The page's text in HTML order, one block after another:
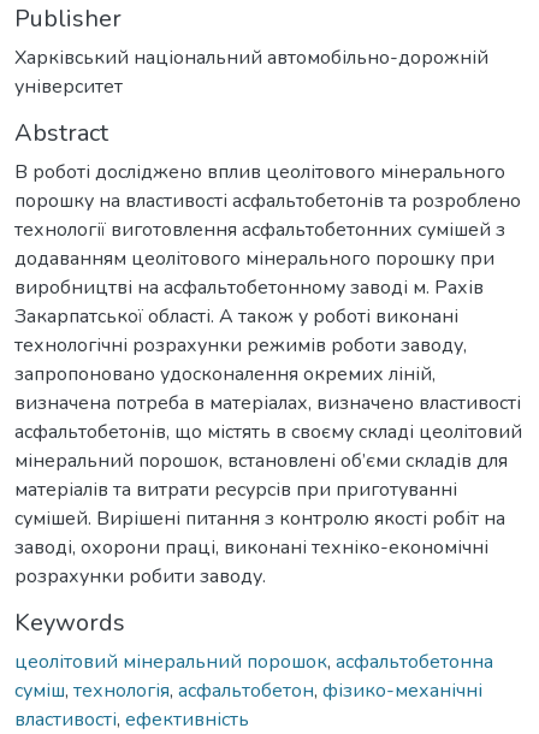
Publisher
Харківський національний автомобільно-дорожній
університет
Abstract
В роботі досліджено вплив цеолітового мінерального
порошку на властивості асфальтобетонів та розроблено
технології виготовлення асфальтобетонних сумішей з
додаванням цеолітового мінерального порошку при
виробництві на асфальтобетонному заводі м. Рахів
Закарпатської області. А також у роботі виконані
технологічні розрахунки режимів роботи заводу,
запропоновано удосконалення окремих ліній,
визначена потреба в матеріалах, визначено властивості
асфальтобетонів, що містять в своєму складі цеолітовий
мінеральний порошок, встановлені об’єми складів для
матеріалів та витрати ресурсів при приготуванні
сумішей. Вирішені питання з контролю якості робіт на
заводі, охорони праці, виконані техніко-економічні
розрахунки робити заводу.
Keywords
цеолітовий мінеральний порошок, асфальтобетонна
суміш, технологія, асфальтобетон, фізико-механічні
властивості, ефективність